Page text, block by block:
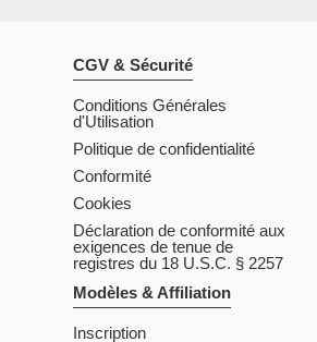
CGV & Sécurité
Conditions Générales
d'Utilisation
Politique de confidentialité
Conformité
Cookies
Déclaration de conformité aux
exigences de tenue de
registres du 18 U.S.C. § 2257
Modèles & Affiliation
Inscription